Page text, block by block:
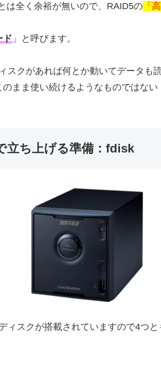
は全く余裕が無いので、RAID5の 「
ド 」と呼びます。
スクがあれば何とか動いてデータも
まま使い続けるようなものではな
立ち上げる準備：fdisk
ィスクが搭載されていますので4つ